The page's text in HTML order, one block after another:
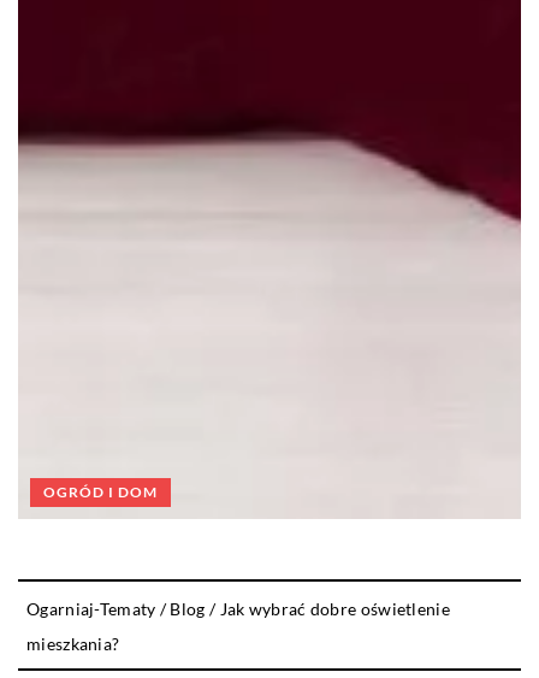
OGRÓD I DOM
Ogarniaj-Tematy /Blog / Jak wybrać dobre oświetlenie
mieszkania?